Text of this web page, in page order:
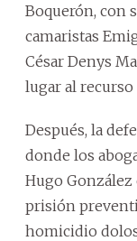
Boquerón, con
camaristas
César Denys
lugar al recurso
Después, la
donde los
Hugo
prisión
homicidio